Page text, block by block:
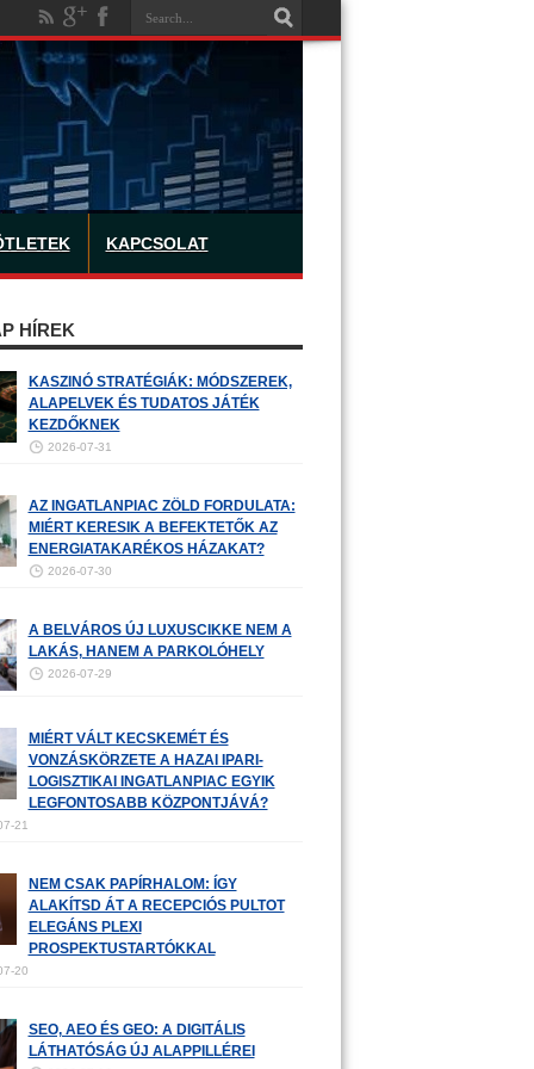
KAPCSOLAT
HÍREK
KASZINÓ STRATÉGIÁK: MÓDSZEREK,
ALAPELVEK ÉS TUDATOS JÁTÉK
KEZDŐKNEK
2026-07-31
AZ INGATLANPIAC ZÖLD FORDULATA:
MIÉRT KERESIK A BEFEKTETŐK AZ
ENERGIATAKARÉKOS HÁZAKAT?
2026-07-30
A BELVÁROS ÚJ LUXUSCIKKE NEM A
LAKÁS, HANEM A PARKOLÓHELY
2026-07-29
MIÉRT VÁLT KECSKEMÉT ÉS
VONZÁSKÖRZETE A HAZAI IPARI-
LOGISZTIKAI INGATLANPIAC EGYIK
LEGFONTOSABB KÖZPONTJÁVÁ?
21
NEM CSAK PAPÍRHALOM: ÍGY
ALAKÍTSD ÁT A RECEPCIÓS PULTOT
ELEGÁNS PLEXI
PROSPEKTUSTARTÓKKAL
20
SEO, AEO ÉS GEO: A DIGITÁLIS
LÁTHATÓSÁG ÚJ ALAPPILLÉREI